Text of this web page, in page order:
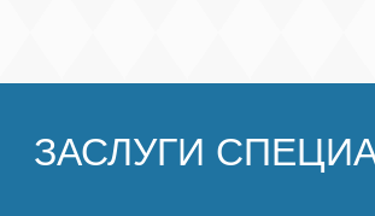
ЗАСЛУГИ